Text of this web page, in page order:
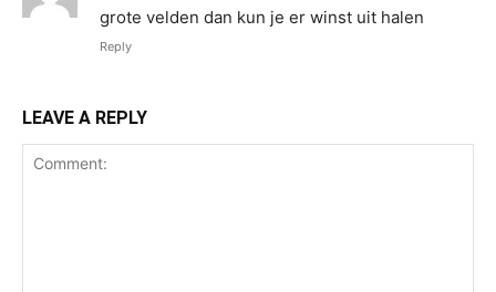
grote velden dan kun je er winst uit halen
Reply
LEAVE A REPLY